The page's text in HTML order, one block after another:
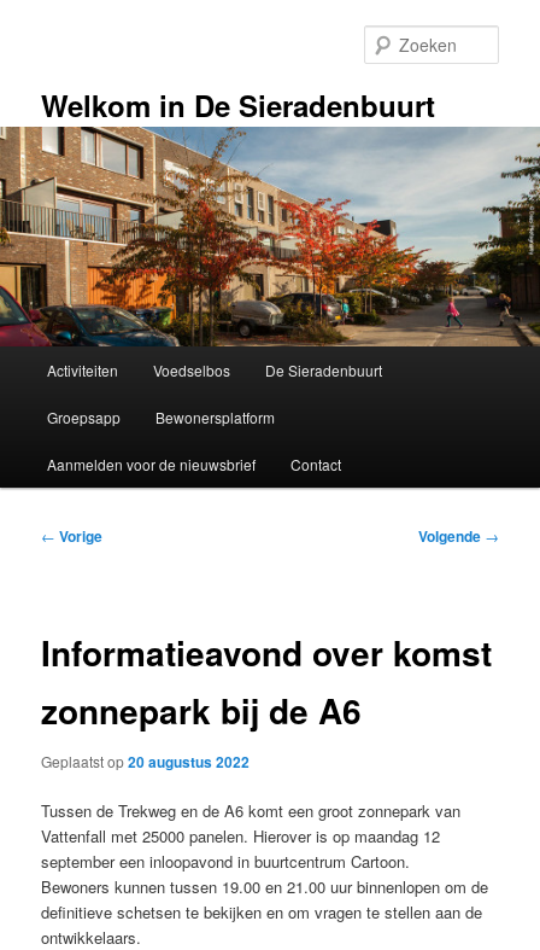
inhoudWelkom in De Sieradenbuurt
Activiteiten Voedselbos De Sieradenbuurt
Groepsapp Bewonersplatform
Aanmelden voor de nieuwsbrief Contact
Bericht
← Vorige Volgende →
Informatieavond over komst
zonnepark bij de A6
Geplaatst op20 augustus 2022
Tussen de Trekweg en de A6 komt een groot zonnepark van
Vattenfall met 25000 panelen. Hierover is op maandag 12
september een inloopavond in buurtcentrum Cartoon.
Bewoners kunnen tussen 19.00 en 21.00 uur binnenlopen om de
definitieve schetsen te bekijken en om vragen te stellen aan de
ontwikkelaars.